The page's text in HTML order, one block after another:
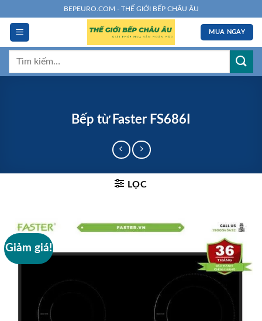
đến
dung
BEPEURO.COM - THẾ GIỚI BẾP CHÂU ÂU
MUA NGAY
Tìm
Bếp từ Faster FS686I
LỌC
Giảm giá!